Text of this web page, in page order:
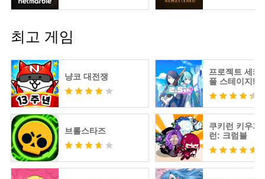
최고 게임
냥코 대전쟁
브롤스타즈
프로젝트 세카
풀 스테이지!
츠네 미쿠
쿠키런 키우기
런: 크럼블